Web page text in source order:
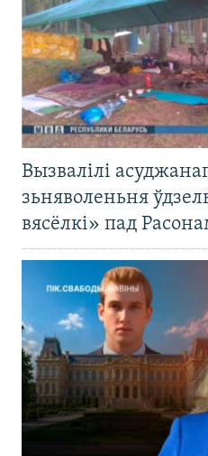
Вызвалілі
зьняволеньня
вясёлкі» пад